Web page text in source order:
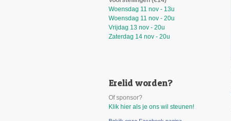
Woensdag 11 nov - 13u
Woensdag 11 nov - 20u
Vrijdag 13 nov - 20u
Zaterdag 14 nov - 20u
Erelid worden?
Of sponsor?
Klik hier als je ons wil steunen!